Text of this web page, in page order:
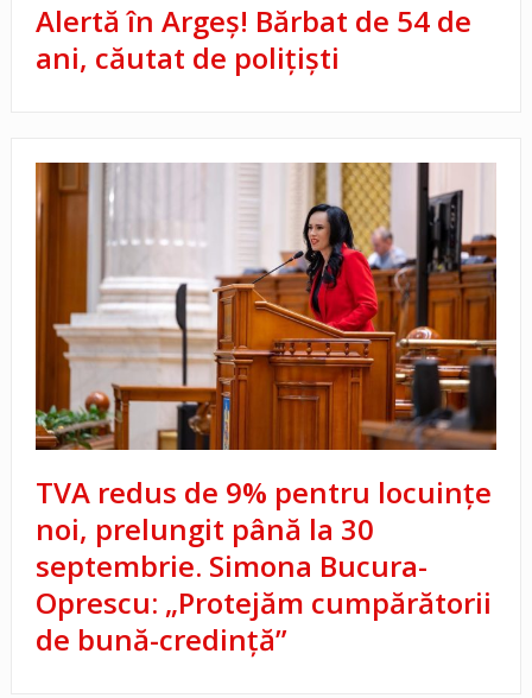
Alertă în Argeș! Bărbat de 54 de
ani, căutat de polițiști
TVA redus de 9% pentru locuințe
noi, prelungit până la 30
septembrie. Simona Bucura-
Oprescu: „Protejăm cumpărătorii
de bună-credință”